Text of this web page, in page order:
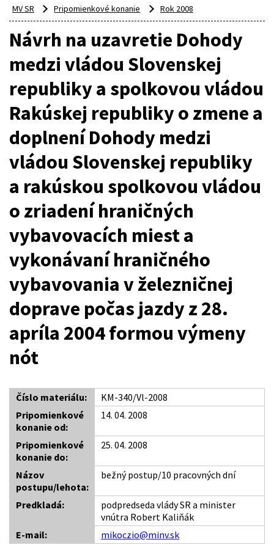
MV SR Pripomienkové konanie Rok 2008
Návrh na uzavretie Dohody
medzi vládou Slovenskej
republiky a spolkovou vládou
Rakúskej republiky o zmene a
doplnení Dohody medzi
vládou Slovenskej republiky
a rakúskou spolkovou vládou
o zriadení hraničných
vybavovacích miest a
vykonávaní hraničného
vybavovania v železničnej
doprave počas jazdy z 28.
apríla 2004 formou výmeny
nót
Číslo materiálu:
KM-340/Vl-2008
Pripomienkové
konanie od:
14. 04. 2008
Pripomienkové
konanie do:
25. 04. 2008
Názov
postupu/lehota:
bežný postup/10 pracovných dní
Predkladá:
podpredseda vlády SR a minister
vnútra Robert Kaliňák
E-mail:
mikoczio@minv.sk